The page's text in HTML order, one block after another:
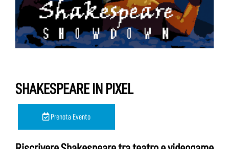
SHAKESPEARE IN PIXEL
Prenota Evento